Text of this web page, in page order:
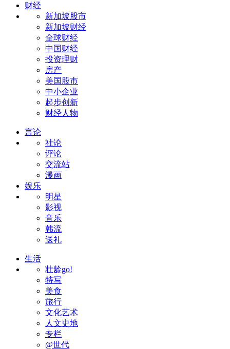
财经
新加坡股市
新加坡财经
全球财经
中国财经
投资理财
房产
美国股市
中小企业
起步创新
财经人物
言论
社论
评论
交流站
漫画
娱乐
明星
影视
音乐
韩流
送礼
生活
壮龄go!
特写
美食
旅行
文化艺术
人文史地
专栏
@世代